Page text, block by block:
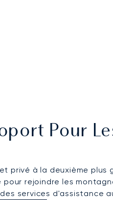
Pour
privé à la deuxième
rejoindre les
services d'assistance